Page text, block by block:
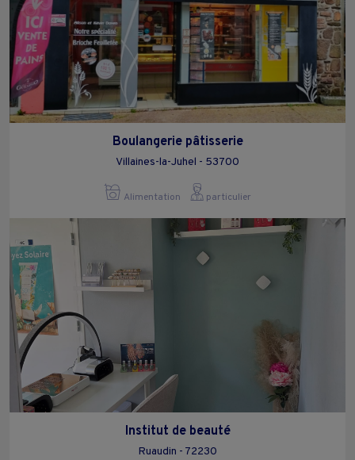
Boulangerie pâtisserie
Villaines-la-Juhel - 53700
Alimentation particulier
Institut de beauté
Ruaudin - 72230